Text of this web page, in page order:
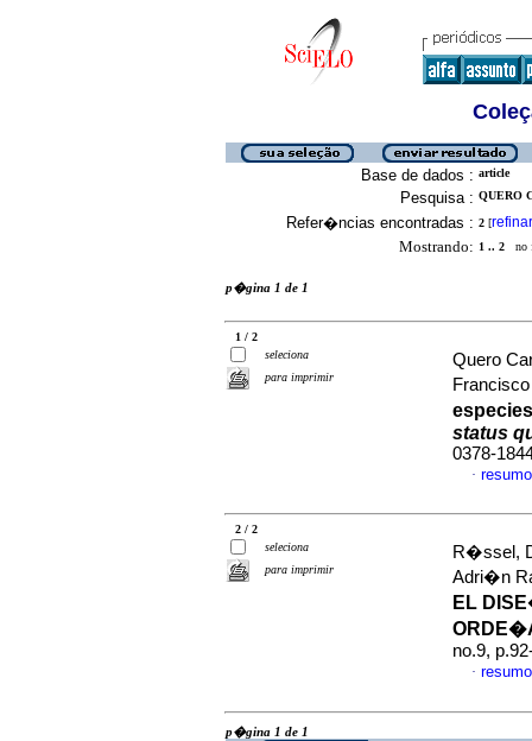
Base de dados : article
Pesquisa : QUERO
Refer�ncias encontradas : 2 [refinar
Mostrando: 1 .. 2 no
p�gina 1 de 1
1 / 2
seleciona
para imprimir
Quero
status
0378-
·
2 / 2
seleciona
para imprimir
R�ssel,
Adri�n
EL
no.9,
·
p�gina 1 de 1